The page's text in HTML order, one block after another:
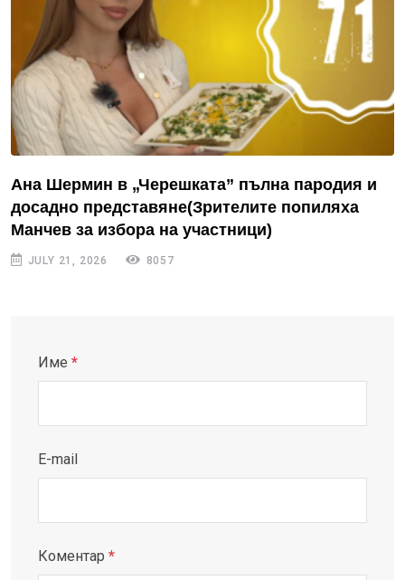
Ана Шермин в „Черешката” пълна пародия и
досадно представяне(Зрителите попиляха
Манчев за избора на участници)
JULY 21, 2026 8057
Име *
E-mail
Коментар *